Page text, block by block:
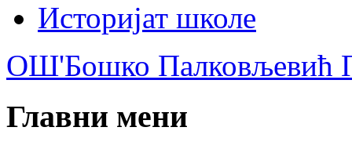
Историјат школе
ОШ'Бошко Палковљевић
Главни мени